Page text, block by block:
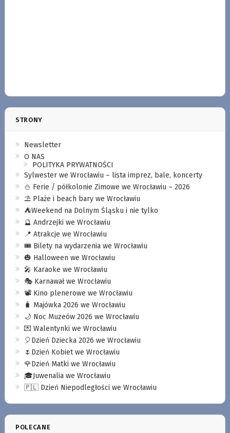
STRONY
Newsletter
O NAS
POLITYKA PRYWATNOŚCI
Sylwester we Wrocławiu – lista imprez, bale, koncerty
⛄️ Ferie / półkolonie Zimowe we Wrocławiu – 2026
⛱️ Plaże i beach bary we Wrocławiu
⛺️Weekend na Dolnym Śląsku i nie tylko
🔮 Andrzejki we Wrocławiu
📍 Atrakcje we Wrocławiu
🎟️ Bilety na wydarzenia we Wrocławiu
🎃 Halloween we Wrocławiu
🎤 Karaoke we Wrocławiu
🎭 Karnawał we Wrocławiu
📽️ Kino plenerowe we Wrocławiu
🧳 Majówka 2026 we Wrocławiu
🌙 Noc Muzeów 2026 we Wrocławiu
💌 Walentynki we Wrocławiu
🎈Dzień Dziecka 2026 we Wrocławiu
🌷Dzień Kobiet we Wrocławiu
🌹Dzień Matki we Wrocławiu
🎓Juwenalia we Wrocławiu
🇵🇱 Dzień Niepodległości we Wrocławiu
POLECANE